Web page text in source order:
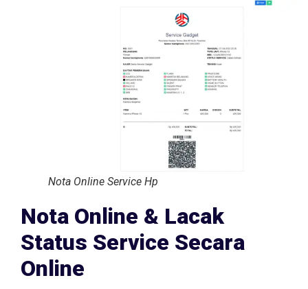
Nota Online & Lacak
Status Service Secara
Online